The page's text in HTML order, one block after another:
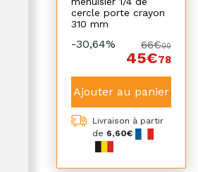
cercle porte crayon
310 mm
-30,64% 66€00
45€78
Ajouter au panier
Livraison à partir
de 6,60€